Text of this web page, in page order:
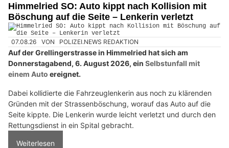
Himmelried SO: Auto kippt nach Kollision mit
Böschung auf die Seite – Lenkerin verletzt
07.08.26 VON POLIZEI.NEWS REDAKTION
Auf der Grellingerstrasse in Himmelried hat sich am
Donnerstagabend, 6. August 2026, ein Selbstunfall mit
einem Auto ereignet.
Dabei kollidierte die Fahrzeuglenkerin aus noch zu klärenden
Gründen mit der Strassenböschung, worauf das Auto auf die
Seite kippte. Die Lenkerin wurde leicht verletzt und durch den
Rettungsdienst in ein Spital gebracht.
Weiterlesen